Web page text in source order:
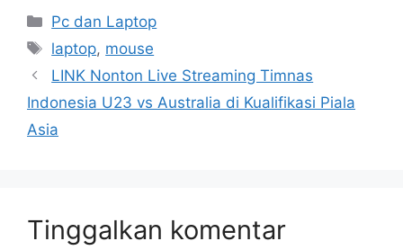
Kategori
Pc dan Laptop
Tag
laptop, mouse
LINK Nonton Live Streaming Timnas
Indonesia U23 vs Australia di Kualifikasi Piala
Asia
Tinggalkan komentar